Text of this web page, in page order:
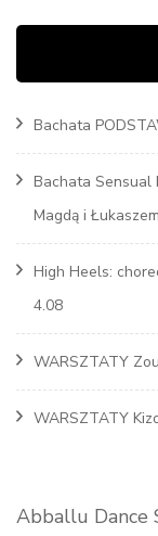
Bachata
Bachata Sensual
Magdą i Łukaszem
High Heels:
4.08
WARSZTATY
WARSZTATY
Abballu Dance